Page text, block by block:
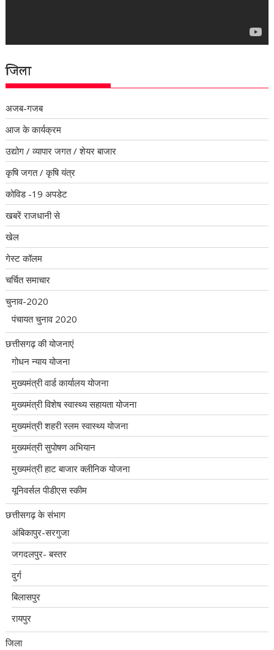
जिला
अजब-गजब
आज के कार्यक्रम
उद्योग / व्यापार जगत / शेयर बाजार
कृषि जगत / कृषि यंत्र
कोविड -19 अपडेट
खबरें राजधानी से
खेल
गेस्ट कॉलम
चर्चित समाचार
चुनाव-2020
पंचायत चुनाव 2020
छत्तीसगढ़ की योजनाएं
गोधन न्याय योजना
मुख्यमंत्री वार्ड कार्यालय योजना
मुख्यमंत्री विशेष स्वास्थ्य सहायता योजना
मुख्यमंत्री शहरी स्लम स्वास्थ्य योजना
मुख्यमंत्री सुपोषण अभियान
मुख्यमंत्री हाट बाजार क्लीनिक योजना
यूनिवर्सल पीडीएस स्कीम
छत्तीसगढ़ के संभाग
अंबिकापुर-सरगुजा
जगदलपुर- बस्तर
दुर्ग
बिलासपुर
रायपुर
जिला